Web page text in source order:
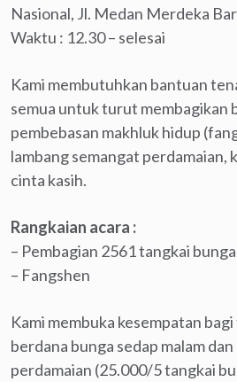
Nasional, Jl. Medan Merdeka
Waktu : 12.30 – selesai
Kami membutuhkan bantuan
semua untuk turut membagikan
pembebasan makhluk hidup
lambang semangat perdamaian,
cinta kasih.
Rangkaian acara :
– Pembagian 2561 tangkai
– Fangshen
Kami membuka kesempatan
berdana bunga sedap malam
perdamaian (25.000/5 tangkai